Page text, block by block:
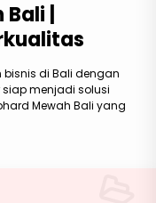
|
di Bali dengan
menjadi solusi
Mewah Bali yang